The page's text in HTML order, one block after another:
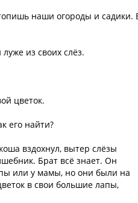
наши огороды и садики.
из своих слёз.
цветок.
его найти?
вздохнул, вытер слёзы
Брат всё знает. Он
или у мамы, но они были на
в свои большие лапы,